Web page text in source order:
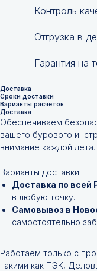
Контроль
Отгрузка в
Гарантия на
Доставка
Сроки доставки
Варианты расчетов
Доставка
Обеспечиваем
вашего бурового
внимание каждой
Варианты доставки:
Доставка по всей
в любую точку.
Самовывоз в
самостоятельно
Работаем только с
такими как ПЭК,